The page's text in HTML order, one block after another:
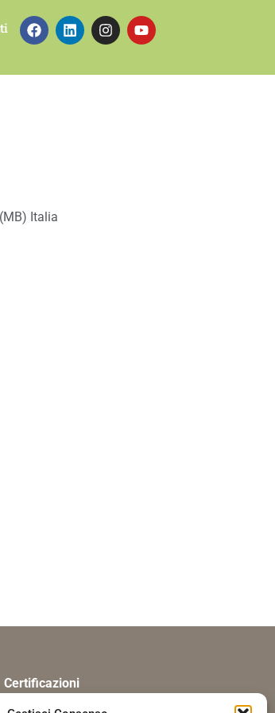
Italia
Certificazioni